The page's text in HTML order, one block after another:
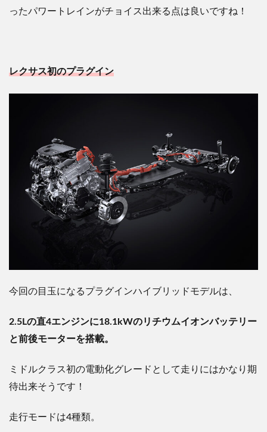
ったパワートレインがチョイス出来る点は良いですね！
レクサス初のプラグイン
今回の目玉になるプラグインハイブリッドモデルは、
2.5Lの直4エンジンに18.1kWのリチウムイオンバッテリー
と前後モーターを搭載。
ミドルクラス初の電動化グレードとして走りにはかなり期
待出来そうです！
走行モードは4種類。